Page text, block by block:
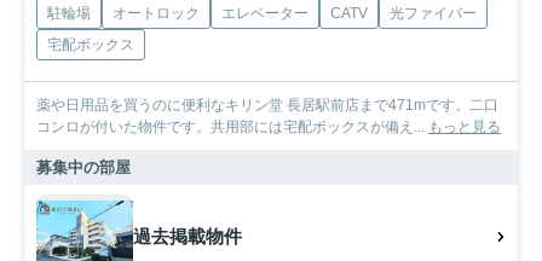
駐輪場 オートロック エレベーター CATV
光ファイバー
宅配ボックス
薬や日用品を買うのに便利なキリン堂 長居駅前店まで471mです。二口
コンロが付いた物件です。共用部には宅配ボックスが備え... もっと見る
募集中の部屋
過去掲載物件